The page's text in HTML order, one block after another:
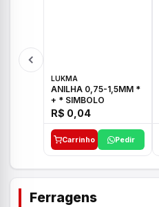
LUKMA
ANILHA 0,75-1,5MM *
+ * SIMBOLO
R$ 0,04
Carrinho Pedir
Ferragens